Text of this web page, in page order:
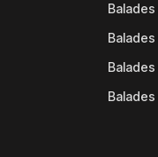
Balades
Balades